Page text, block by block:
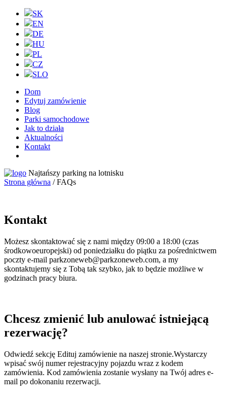
SK
EN
DE
HU
PL
CZ
SLO
Dom
Edytuj zamówienie
Blog
Parki samochodowe
Jak to działa
Aktualności
Kontakt
Najtańszy parking na lotnisku
Strona główna / FAQs
Kontakt
Możesz skontaktować się z nami między 09:00 a 18:00 (czas
środkowoeuropejski) od poniedziałku do piątku za pośrednictwem
poczty e-mail parkzoneweb@parkzoneweb.com, a my
skontaktujemy się z Tobą tak szybko, jak to będzie możliwe w
godzinach pracy biura.
Chcesz zmienić lub anulować istniejącą
rezerwację?
Odwiedź sekcję Edituj zamówienie na naszej stronie.Wystarczy
wpisać swój numer rejestracyjny pojazdu wraz z kodem
zamówienia. Kod zamówienia zostanie wysłany na Twój adres e-
mail po dokonaniu rezerwacji.